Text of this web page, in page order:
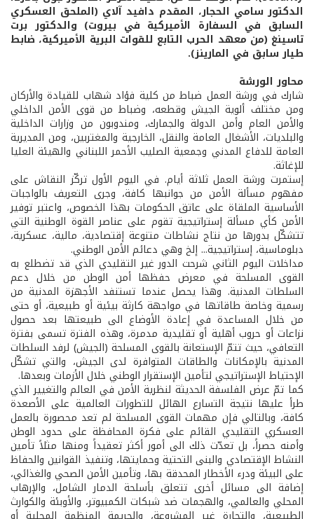
الدكتور سامي الحجار، المقدم دافيد آلاي (الملحق العسكري
السابق في السفارة الأميركية في بيروت) والدكتور برت
تاسينغ (من معهد الحرب التابع للقوات البرية الأميركية، ضابط
طيار سابق في المارينز).
محاور الورشة
شارك في ورشة العمل ضباط من كلية فؤاد شهاب للقيادة والأركان
ومن مختلف ألوية الجيش وقطعه، وضباط من قوى الأمن الداخلي
والأمن العام وأمن الدولة والجمارك، ومندوبون من وزارات الداخلية
والبلديات، الأشغال العامة والنقل، الخارجية والمغتربين، ومن المديرية
العامة للدفاع المدني وجمعية الصليب الأحمر اللبناني والهيئة العليا
للإغاثة.
إستمرت ورشة العمل ثلاثة أيام. في اليوم الأول تركّز النقاش على
مفهوم مسألة الأمن من جوانبها كافة، وجرى التعريف بالواجبات
الأساسية الملقاة على عاتق الحكومات بهذا الخصوص، واعتبر توفير
الأمن كأي مسألة إستراتيجية تقوم على عناصر القوة الوطنية التي
تتشكّل بدورها من نتاج نشاطات متنوعة إقتصادية، مالية، عسكرية،
دبلوماسية، إستراتيجية... إلخ وهي دعائم الأمن الوطني.
مداخلات اليوم الثاني شرحت الدور غير التقليدي الذي قد تضطلع به
القوى المسلحة في معرض حفظها أمن الوطن من خلال دعم
السلطات المدنية. وهذا يحصل عندما تستنفد الأجهزة المدنية من
رسمية وخاصة طاقاتها في مواجهة كارثة بيئية أو طبيعية، أو حتى
من خلال المساعدة في إعادة الأوضاع الى طبيعتها بعد حصول
نزاعات أو حروب أهلية أو تقليدية مدمرة، وهذه الفترة تسمى بفترة
التعافي، حيث تتمّ الإستعانة بالقوى المسلحة (الجيش) لرفد السلطات
المدنية بالإمكانات والطاقات المتوافرة لدى الجيش، والتي تشكّل
الإحتياط الإستراتيجي لتأمين الإستقرار الوطني خلال الأزمات وبعدها.
كما تمّ عرض الفلسفة الحديثة لنظرية الأمن في العالم والتغيير الذي
طرأ عليها نتيجة التسارع الهائل للتطورات العالمية على الأصعدة
كافة، وبالتالي فإن مهمات القوى المسلحة لم تعد محصورة بالعمل
العسكري التقليدي القائم على فكرة المحافظة على حدود الوطن
وأمنه حصراً، بل تعدّت ذلك الى أمور أكثر تعقيداً ومنها مثلاً تأمين
النشاط الإقتصادي والبنى التحتية وحمايتها، وتنفيذ القوانين والحفاظ
على البيئة ودرء الأخطار المحدقة بها، وتأمين الأمن الصحي والغذائي،
إضافة الى مسائل أخرى تتعلق بأسلحة الدمار الشامل، والإرهاب
المحلي والعالمي، والهجمات ضد شبكات الكمبيوتر، والأوبئة والكوارث